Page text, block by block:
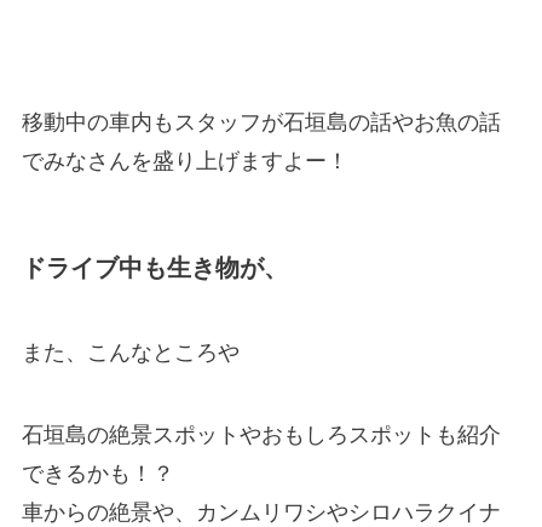
移動中の車内もスタッフが石垣島の話やお魚の話
でみなさんを盛り上げますよー！
ドライブ中も生き物が、
また、こんなところや
石垣島の絶景スポットやおもしろスポットも紹介
できるかも！？
車からの絶景や、カンムリワシやシロハラクイナ